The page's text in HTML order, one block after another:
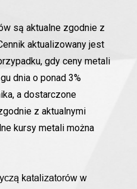
są aktualne zgodnie z
aktualizowany jest
gdy ceny metali
dnia o ponad 3%
a dostarczone
z aktualnymi
kursy metali można
katalizatorów w